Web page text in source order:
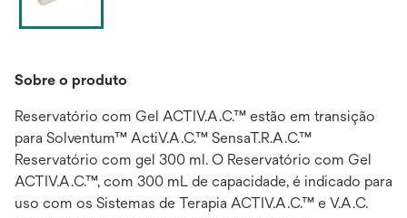
Sobre o produto
Reservatório com Gel ACTIV.A.C.™ estão em transição
para Solventum™ ActiV.A.C.™ SensaT.R.A.C.™
Reservatório com gel 300 ml. O Reservatório com Gel
ACTIV.A.C.™, com 300 mL de capacidade, é indicado para
uso com os Sistemas de Terapia ACTIV.A.C.™ e V.A.C.